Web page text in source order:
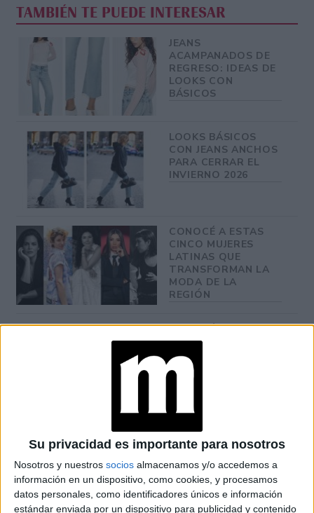
Su privacidad es importante para nosotros
Nosotros y nuestros socios almacenamos y/o accedemos a
información en un dispositivo, como cookies, y procesamos
datos personales, como identificadores únicos e información
estándar enviada por un dispositivo para publicidad y contenido
TAMBIÉN TE PUEDE INTERESAR
JEANS
ACAMPANADOS DE
REGRESO: IDEAS DE
LOOKS CON
BÁSICOS
LOOKS BÁSICOS
CON JEANS ANCHOS
PARA CERRAR EL
INVIERNO 2026
CONOCÉ A ESTAS
CINCO MUJERES
LATINAS QUE
TRANSFORMAN LA
MODA DE LA
REGIÓN
CONOCÉ EL
ACCESORIO QUE
CUIDA TU PELO Y
LEVANTA TU
OUTFIT EN
El diseñador norteamericano,
quien ha
sido elegido por grandes personalidades comoJill Biden,
Michelle Obama y Kamala Harris, no solo se sumó a la